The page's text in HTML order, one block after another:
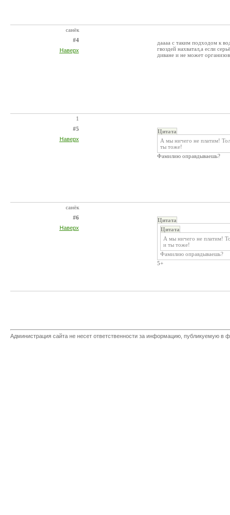
санёк
#4
Наверх
даааа с таким подходом к
гвоздей нахватал,а если
диване и не может
1
#5
Наверх
Цитата
А мы ничего не платим!
ты тоже!
Фамилию оправдываешь?
санёк
#6
Наверх
Цитата
Цитата
А мы ничего не платим!
и ты тоже!
Фамилию оправдываешь?
5+
Администрация сайта не несет ответственности за информацию, публикуемую